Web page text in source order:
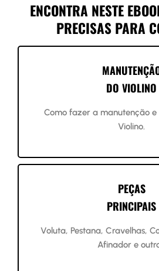
ENCONTRA NESTE
PRECISAS PARA
DO VIOLINO
Como fazer a manutenção
Violino.
PEÇAS
PRINCIPAIS
Voluta, Pestana, Cravelhas,
Afinador e